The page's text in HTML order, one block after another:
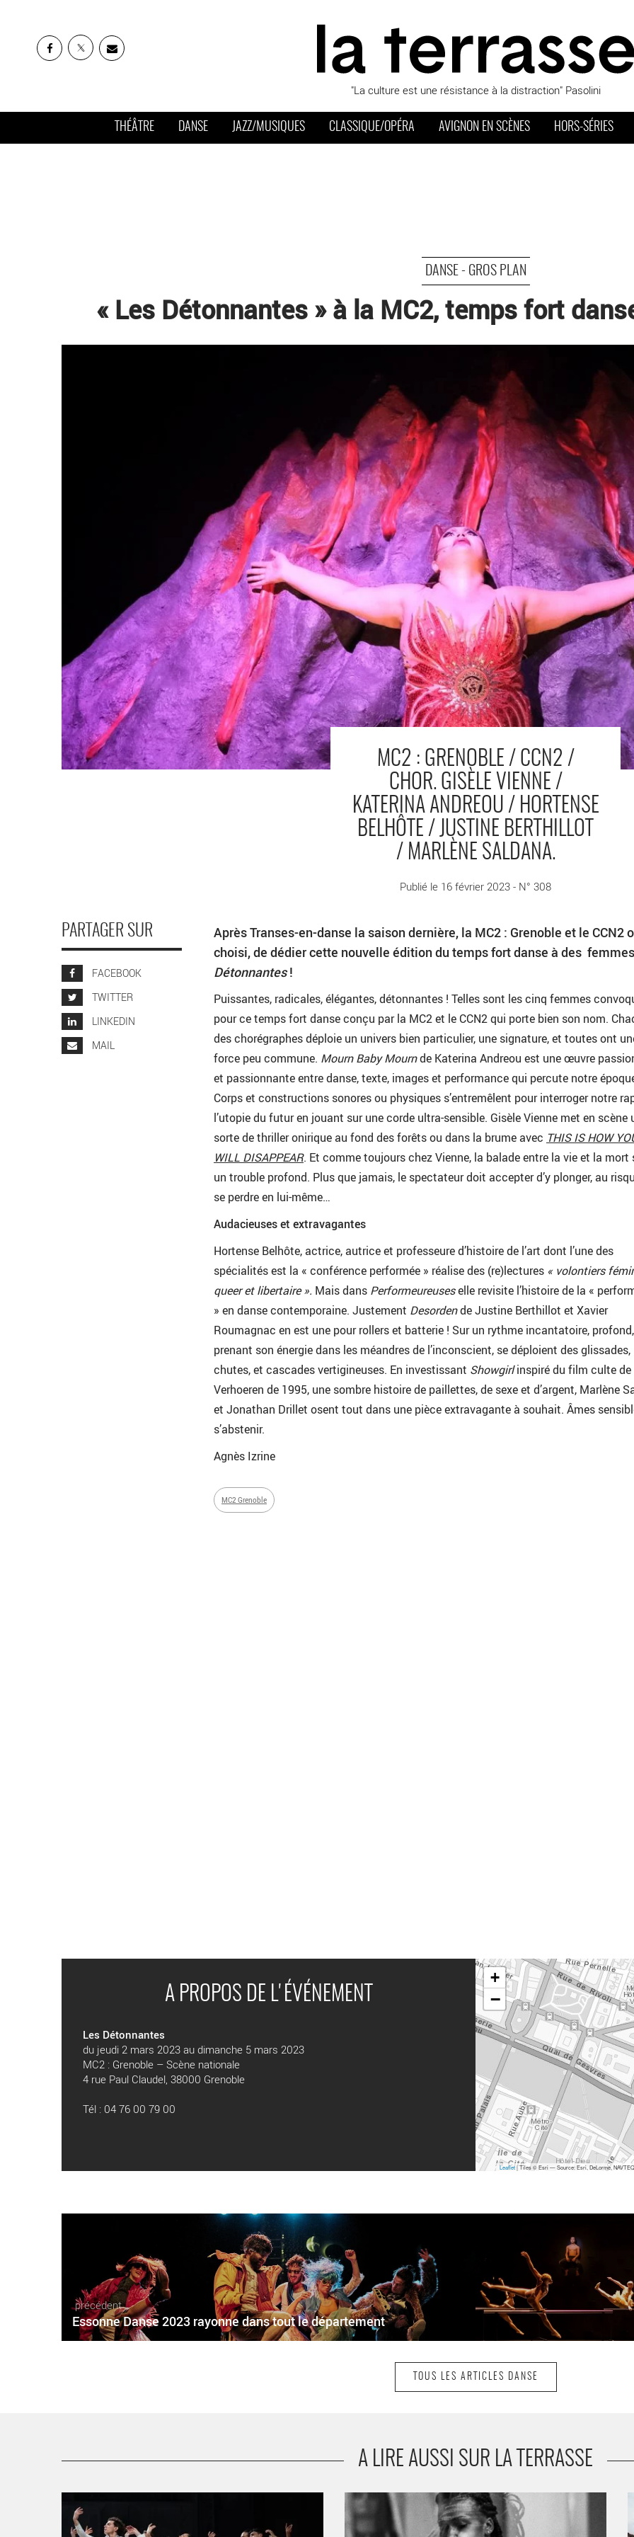
"La culture est une résistance à la distraction" Pasolini
THÉÂTRE DANSE JAZZ/MUSIQUES CLASSIQUE/OPÉRA AVIGNON EN SCÈNES HORS-SÉRIES
DANSE - GROS PLAN
« Les Détonnantes » à la MC2, temps fort
MC2 : GRENOBLE / CCN2 /
CHOR. GISÈLE VIENNE /
KATERINA ANDREOU / HORTENSE
BELHÔTE / JUSTINE BERTHILLOT
/ MARLÈNE SALDANA.
Publié le 16 février 2023 - N° 308
PARTAGER SUR
FACEBOOK
TWITTER
LINKEDIN
MAIL
Après Transes-en-danse la saison dernière, la MC2 : Grenoble et le CCN2
choisi, de dédier cette nouvelle édition du temps fort danse à des
Détonnantes!
Puissantes, radicales, élégantes, détonnantes ! Telles sont les cinq femmes
pour ce temps fort danse conçu par la MC2 et le CCN2 qui porte bien son nom.
des chorégraphes déploie un univers bien particulier, une signature, et toutes ont
force peu commune. Mourn Baby Mournde Katerina Andreou est une œuvre
et passionnante entre danse, texte, images et performance qui percute notre
Corps et constructions sonores ou physiques s’entremêlent pour interroger notre
l’utopie du futur en jouant sur une corde ultra-sensible. Gisèle Vienne met en scène
sorte de thriller onirique au fond des forêts ou dans la brume avec THIS IS HOW
WILL DISAPPEAR. Et comme toujours chez Vienne, la balade entre la vie et la mort
un trouble profond. Plus que jamais, le spectateur doit accepter d’y plonger, au
se perdre en lui-même…
Audacieuses et extravagantes
Hortense Belhôte, actrice, autrice et professeure d’histoire de l’art dont l’une des
spécialités est la « conférence performée » réalise des (re)lectures « volontiers
queer et libertaire ». Mais dans Performeureuseselle revisite l’histoire de la «
» en danse contemporaine. Justement Desordende Justine Berthillot et Xavier
Roumagnac en est une pour rollers et batterie ! Sur un rythme incantatoire, profond,
prenant son énergie dans les méandres de l’inconscient, se déploient des glissades,
chutes, et cascades vertigineuses. En investissant Showgirlinspiré du film culte de
Verhoeren de 1995, une sombre histoire de paillettes, de sexe et d’argent, Marlène
et Jonathan Drillet osent tout dans une pièce extravagante à souhait. Âmes
s’abstenir.
Agnès Izrine
MC2 Grenoble
A PROPOS DE L'ÉVÉNEMENT
Les Détonnantes
du jeudi 2 mars 2023 au dimanche 5 mars 2023
MC2 : Grenoble – Scène nationale
4 rue Paul Claudel, 38000 Grenoble
Tél : 04 76 00 79 00
+
−
Leaflet| Tiles © Esri — Source: Esri, DeLorme,
précédent
Essonne Danse 2023 rayonne dans tout le département
TOUS LES ARTICLES DANSE
A LIRE AUSSI SUR LA TERRASSE
entraine dans un monde exaltant - Critique sortie Danse
Paris Opéra Garnier
Avec « Elles disent », Nach chorégraphie et danse un
quatuor féminin - Critique sortie Danse Lyon Théâtre de
la Croix-Rousse